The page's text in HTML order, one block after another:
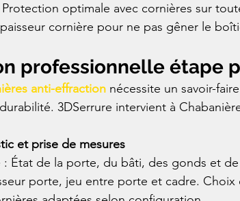
optimale avec cornières sur
cornière pour ne pas gêner le
professionnelle étape
anti-effraction nécessite un savoir-
3DSerrure intervient à
et prise de mesures
État de la porte, du bâti, des gonds et
porte, jeu entre porte et cadre. Choix